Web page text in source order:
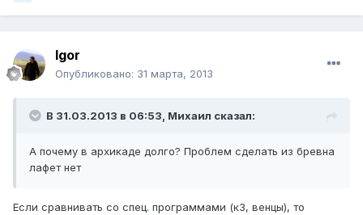
Igor
Опубликовано: 31 марта, 2013
В 31.03.2013 в 06:53, Михаил сказал:
А почему в архикаде долго? Проблем сделать из бревна
лафет нет
Если сравнивать со спец. программами (к3, венцы), то